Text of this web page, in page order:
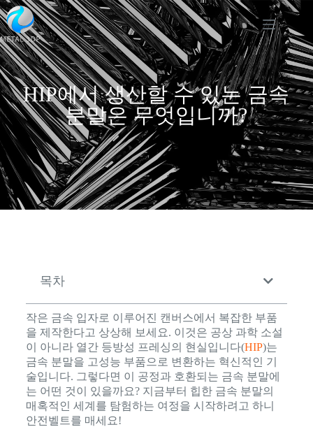
HIP에서 생산할 수 있는 금속
분말은 무엇입니까?
목차
작은 금속 입자로 이루어진 캔버스에서 복잡한 부품
을 제작한다고 상상해 보세요. 이것은 공상 과학 소설
이 아니라 열간 등방성 프레싱의 현실입니다(HIP)는
금속 분말을 고성능 부품으로 변환하는 혁신적인 기
술입니다. 그렇다면 이 공정과 호환되는 금속 분말에
는 어떤 것이 있을까요? 지금부터 힙한 금속 분말의
매혹적인 세계를 탐험하는 여정을 시작하려고 하니
안전벨트를 매세요!